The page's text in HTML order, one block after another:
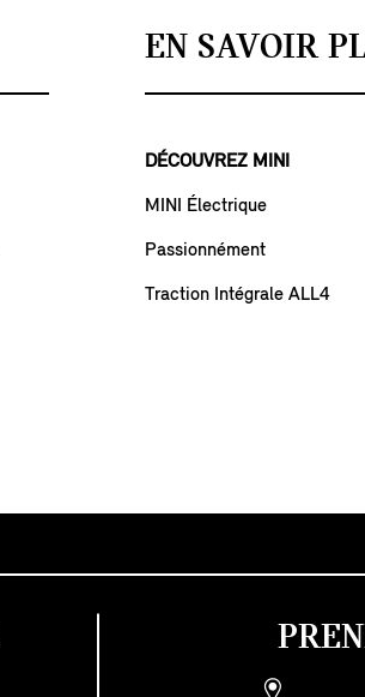
EN SAVOIR
DÉCOUVREZ MINI
MINI Électrique
Passionnément
Traction Intégrale ALL4